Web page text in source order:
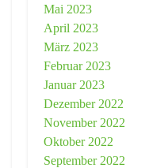
Mai 2023
April 2023
März 2023
Februar 2023
Januar 2023
Dezember 2022
November 2022
Oktober 2022
September 2022